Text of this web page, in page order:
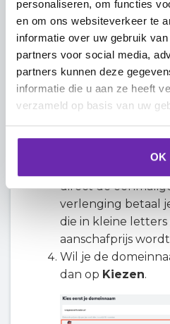
personaliseren, om functies
en om ons websiteverkeer te
informatie over uw gebruik
partners voor social media,
partners kunnen deze
informatie die u aan ze heeft
verzameld op basis van uw
OK
Stappenplan:
domeinnaam
Ga naar
Als de
direct de
verlenging betaal
die in kleine
aanschafprijs
Wil je de
dan op Kiezen.